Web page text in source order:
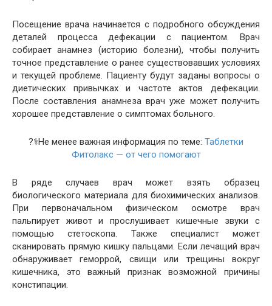
Посещение врача начинается с подробного обсуждения
деталей процесса дефекации с пациентом. Врач
собирает анамнез (историю болезни), чтобы получить
точное представление о ранее существовавших условиях
и текущей проблеме. Пациенту будут заданы вопросы о
диетических привычках и частоте актов дефекации.
После составления анамнеза врач уже может получить
хорошее представление о симптомах больного.
?‍⚕️Не менее важная информация по теме: Таблетки
Фитолакс — от чего помогают
В ряде случаев врач может взять образец
биологического материала для биохимических анализов.
При первоначальном физическом осмотре врач
пальпирует живот и прослушивает кишечные звуки с
помощью стетоскопа. Также специалист может
сканировать прямую кишку пальцами. Если лечащий врач
обнаруживает геморрой, свищи или трещины вокруг
кишечника, это важный признак возможной причины
констипации.